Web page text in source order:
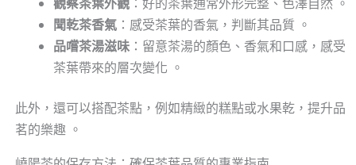
觀察茶葉外觀：好的茶葉通常外形完整、色澤自然 。
聞乾茶香氣：感受茶葉的香氣，判斷其品質 。
品嚐茶湯滋味：留意茶湯的顏色、香氣和口感，感受
茶葉帶來的層次變化 。
此外，還可以搭配茶點，例如精緻的糕點或水果乾，提升品
茗的樂趣 。